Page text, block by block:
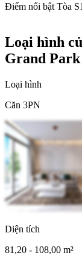
Điểm nổi bật Tòa
Loại hình
Grand Park
Loại hình
Căn 3PN
Diện tích
81,20 - 108,00 m²